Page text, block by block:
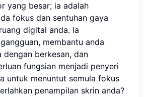
yang besar; ia adalah
fokus dan sentuhan gaya
digital anda. Ia
membantu anda
dengan berkesan, dan
fungsian menjadi penyeri
untuk menuntut semula fokus
penampilan skrin anda?